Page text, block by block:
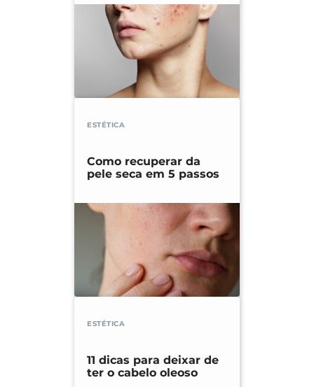
ESTÉTICA
Como recuperar da
pele seca em 5 passos
ESTÉTICA
11 dicas para deixar de
ter o cabelo oleoso